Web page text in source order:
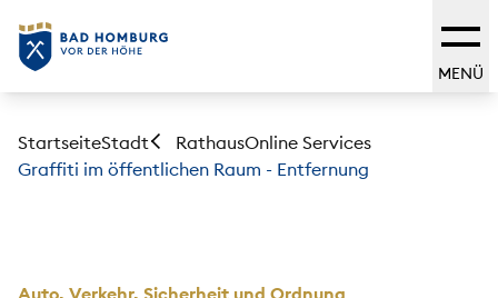
MENÜ
StartseiteStadt RathausOnline Services
Graffiti im öffentlichen Raum - Entfernung